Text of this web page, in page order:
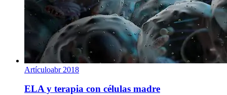
Artículoabr 2018
ELA y terapia con células madre